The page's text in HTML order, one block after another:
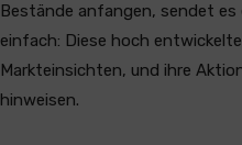
Bestände anfangen, sendet
einfach: Diese hoch
Markteinsichten, und ihre
hinweisen.